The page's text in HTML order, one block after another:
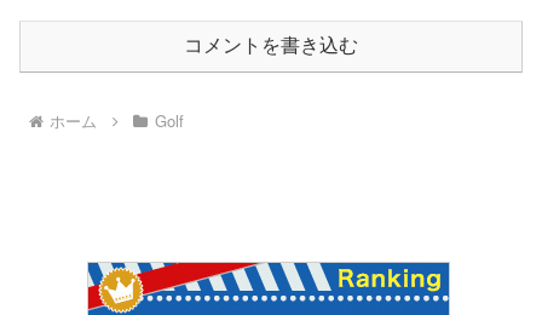
コメントを書き込む
ホーム Golf